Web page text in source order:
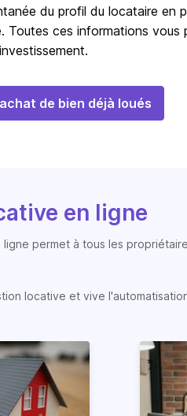
du profil du locataire en
Toutes ces informations
de bien déjà loués
en ligne
permet à tous les
locative et vive